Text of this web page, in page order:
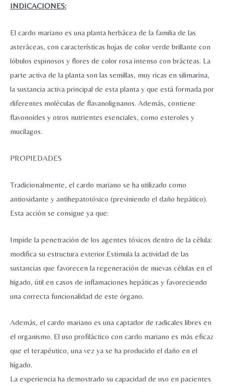
INDICACIONES:
El cardo mariano es una planta herbácea de la familia de las
asteráceas, con características hojas de color verde brillante con
lóbulos espinosos y flores de color rosa intenso con brácteas. La
parte activa de la planta son las semillas, muy ricas en silimarina,
la sustancia activa principal de esta planta y que está formada por
diferentes moléculas de flavanolignanos. Además, contiene
flavonoides y otros nutrientes esenciales, como esteroles y
mucílagos.
PROPIEDADES
Tradicionalmente, el cardo mariano se ha utilizado como
antioxidante y antihepatotóxico (previniendo el daño hepático).
Esta acción se consigue ya que:
Impide la penetración de los agentes tóxicos dentro de la célula:
modifica su estructura exterior.Estimula la actividad de las
sustancias que favorecen la regeneración de nuevas células en el
hígado, útil en casos de inflamaciones hepáticas y favoreciendo
una correcta funcionalidad de este órgano.
Además, el cardo mariano es una captador de radicales libres en
el organismo. El uso profiláctico con cardo mariano es más eficaz
que el terapéutico, una vez ya se ha producido el daño en el
hígado.
La experiencia ha demostrado su capacidad de uso en pacientes